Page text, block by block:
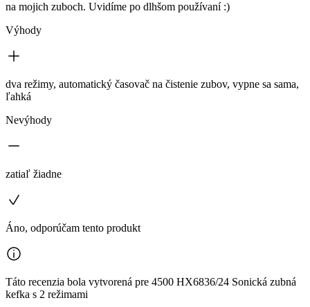
na mojich zuboch. Uvidíme po dlhšom používaní :)
Výhody
dva režimy, automatický časovač na čistenie zubov, vypne sa sama,
ľahká
Nevýhody
zatiaľ žiadne
Áno, odporúčam tento produkt
Táto recenzia bola vytvorená pre 4500 HX6836/24 Sonická zubná
kefka s 2 režimami